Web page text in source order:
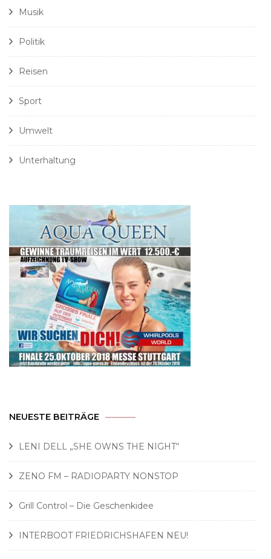
Musik
Politik
Reisen
Sport
Umwelt
Unterhaltung
NEUESTE BEITRÄGE
LENI DELL „SHE OWNS THE NIGHT“
ZENO FM – RADIOPARTY NONSTOP
Grill Control – Die Geschenkidee
INTERBOOT FRIEDRICHSHAFEN NEU!